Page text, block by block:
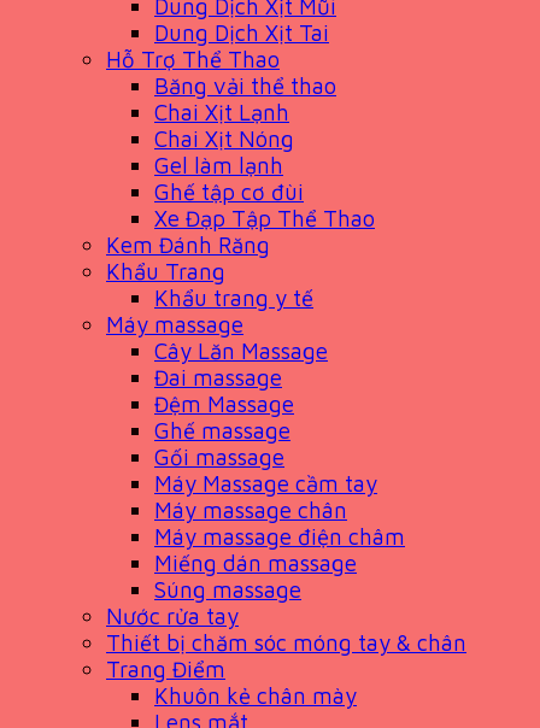
Dung Dịch Xịt Mũi
Dung Dịch Xịt Tai
Hỗ Trợ Thể Thao
Băng vải thể thao
Chai Xịt Lạnh
Chai Xịt Nóng
Gel làm lạnh
Ghế tập cơ đùi
Xe Đạp Tập Thể Thao
Kem Đánh Răng
Khẩu Trang
Khẩu trang y tế
Máy massage
Cây Lăn Massage
Đai massage
Đệm Massage
Ghế massage
Gối massage
Máy Massage cầm tay
Máy massage chân
Máy massage điện châm
Miếng dán massage
Súng massage
Nước rửa tay
Thiết bị chăm sóc móng tay & chân
Trang Điểm
Khuôn kẻ chân mày
Lens mắt